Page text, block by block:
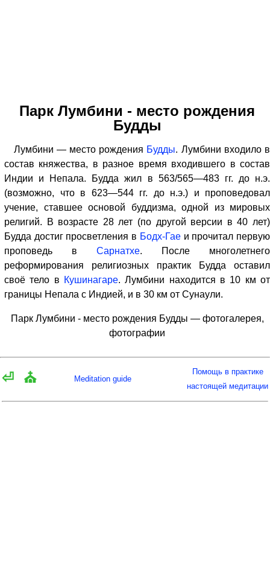
Парк Лумбини - место рождения
Будды
Лумбини — место рождения Будды. Лумбини входило в
состав княжества, в разное время входившего в состав
Индии и Непала. Будда жил в 563/565—483 гг. до н.э.
(возможно, что в 623—544 гг. до н.э.) и проповедовал
учение, ставшее основой буддизма, одной из мировых
религий. В возрасте 28 лет (по другой версии в 40 лет)
Будда достиг просветления в Бодх-Гаеи прочитал первую
проповедь в Сарнатхе. После многолетнего
реформирования религиозных практик Будда оставил
своё тело в Кушинагаре. Лумбини находится в 10 км от
границы Непала с Индией, и в 30 км от Сунаули.
Парк Лумбини - место рождения Будды — фотогалерея,
фотографии
⏎ ⛪ Meditation guide
Помощь в практике
настоящей медитации